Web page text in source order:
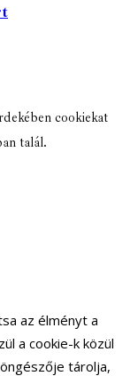
cookiekat
talál.
az élményt a
a cookie-k közül
tárolja,